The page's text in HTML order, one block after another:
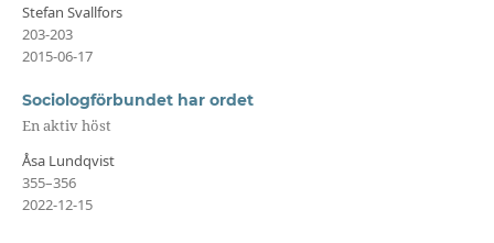
Stefan Svallfors
203-203
2015-06-17
Sociologförbundet har ordet
En aktiv höst
Åsa Lundqvist
355–356
2022-12-15